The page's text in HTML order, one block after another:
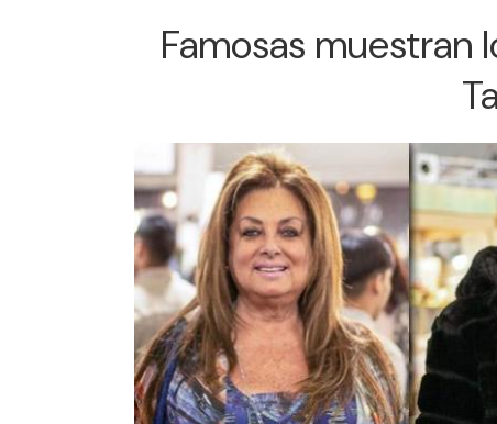
Famosas muestran